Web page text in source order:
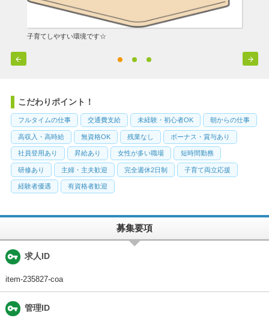
子育てしやすい環境です☆
 
こだわりポイント！
フルタイムの仕事 交通費支給 未経験・初心者OK 朝からの仕事
高収入・高時給 無資格OK 残業なし ボーナス・賞与あり
社員登用あり 昇給あり 女性が多い職場 短時間勤務
研修あり 主婦・主夫歓迎 完全週休2日制 子育て両立応援
経験者優遇 有資格者歓迎
募集要項
vpn_key 求人ID
item-235827-coa
vpn_key 管理ID